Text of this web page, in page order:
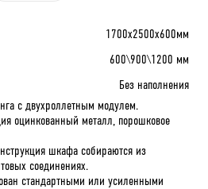
1700x2500x600мм
600\900\1200 мм
Без наполнения
с двухроллетным модулем.
оцинкованный металл, порошковое
шкафа собираются из
соединениях.
стандартными или усиленными